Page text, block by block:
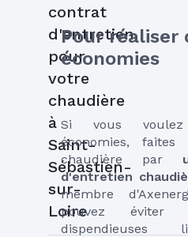
Pour réaliser
économies
Si vous
économies, faites
chaudière par
d'entretien
membre
pouvez éviter
contrat
d'entretien
pour
votre
chaudière
à
Saint-
Sébastien-
sur-
Loire